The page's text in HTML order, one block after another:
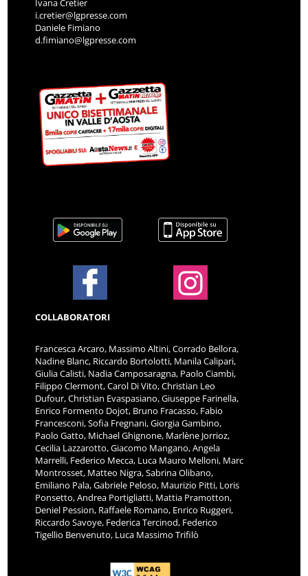
Ivana Cretier
i.cretier@lgpresse.com
Daniele Fimiano
d.fimiano@lgpresse.com
COLLABORATORI
Francesca Arcaro, Massimo Altini, Corrado Bellora,
Nadine Blanc, Riccardo Bortolotti, Manila Calipari,
Giulia Calisti, Nadia Camposaragna, Paolo Ciambi,
Filippo Clermont, Carol Di Vito, Christian Leo
Dufour, Christian Evaspasiano, Giuseppe Farinella,
Enrico Formento Dojot, Bruno Fracasso, Fabio
Francesconi, Sofia Fregnani, Giorgia Gambino,
Paolo Gatto, Michael Ghignone, Marlène Jorrioz,
Cecilia Lazzarotto, Giacomo Mangano, Angela
Marrelli, Federico Mecca, Luca Mauro Melloni, Marc
Montrosset, Matteo Nigra, Sabrina Olibano,
Emiliano Pala, Gabriele Peloso, Maurizio Pitti, Loris
Ponsetto, Andrea Portigliatti, Mattia Pramotton,
Deniel Pession, Raffaele Romano, Enrico Ruggeri,
Riccardo Savoye, Federica Tercinod, Federico
Tigellio Benvenuto, Luca Massimo Trifilò